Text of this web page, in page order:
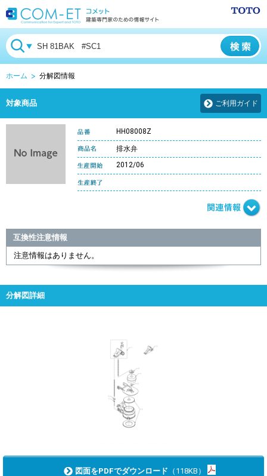
ホーム 分解図情報
対象商品 ご利用ガイド
HH08008Z
排水弁
2012/06
互換性注意情報
注意情報はありません。
分解図詳細
図面をPDFでダウンロード （118KB）